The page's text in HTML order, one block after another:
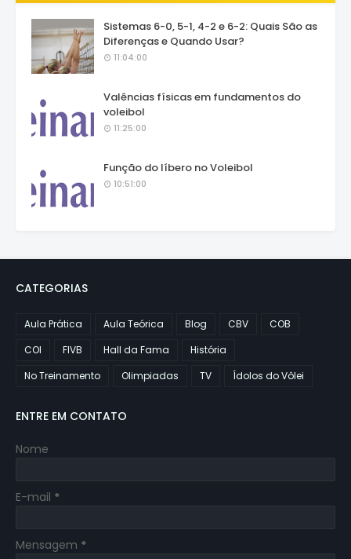
Sistemas 6-0, 5-1, 4-2 e 6-2: Quais São as
Diferenças e Quando Usar?
11:04:00
Valências físicas em fundamentos do
voleibol
11:25:00
Função do líbero no Voleibol
10:51:00
CATEGORIAS
Aula Prática Aula Teórica Blog CBV
COB
COI
FIVB Hall da Fama
História
No Treinamento
Olimpiadas TV Ídolos do Vôlei
ENTRE EM CONTATO
Nome
E-mail *
Mensagem *